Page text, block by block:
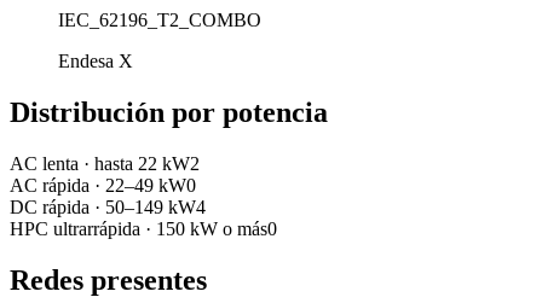
IEC_62196_T2_COMBO
Endesa X
Distribución por potencia
AC lenta · hasta 22 kW2
AC rápida · 22–49 kW0
DC rápida · 50–149 kW4
HPC ultrarrápida · 150 kW o más0
Redes presentes